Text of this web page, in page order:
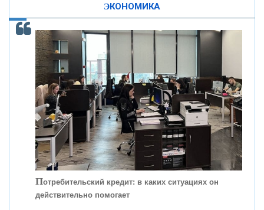
Скорость - один из главных трендов в
кредитовании бизнеса - «Интервью»
ЭКОНОМИКА
Потребительский кредит: в каких ситуациях он
действительно помогает